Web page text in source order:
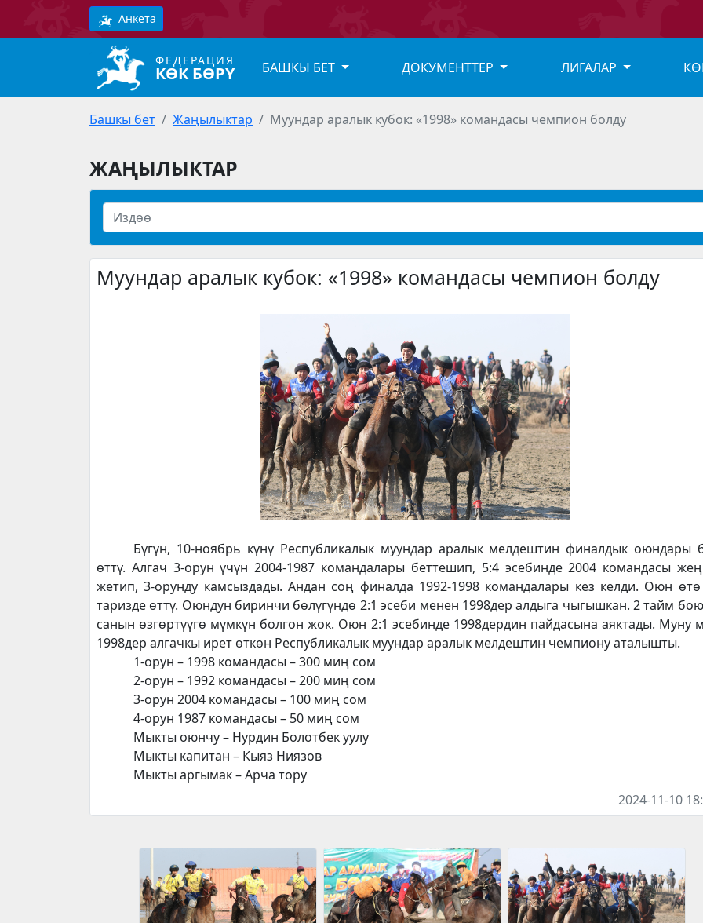
Анкета
ФЕДЕРАЦИЯ
КӨК БӨРҮ БАШКЫ БЕТ ДОКУМЕНТТЕР ЛИГАЛАР
Башкы бет Жаңылыктар Муундар аралык кубок: «1998» командасы чемпион болду
ЖАҢЫЛЫКТАР
Муундар аралык кубок: «1998» командасы чемпион болду
Бүгүн, 10-ноябрь күнү Республикалык муундар аралык мелдештин финалдык оюндары
өттү. Алгач 3-орун үчүн 2004-1987 командалары беттешип, 5:4 эсебинде 2004 командасы
жетип, 3-орунду камсыздады. Андан соң финалда 1992-1998 командалары кез келди. Оюн
таризде өттү. Оюндун биринчи бөлүгүндө 2:1 эсеби менен 1998дер алдыга чыгышкан. 2 тайм
санын өзгөртүүгө мүмкүн болгон жок. Оюн 2:1 эсебинде 1998дердин пайдасына аяктады. Муну
1998дер алгачкы ирет өткөн Республикалык муундар аралык мелдештин чемпионуаталышты.
1-орун – 1998 командасы – 300 миң сом
2-орун – 1992 командасы – 200 миң сом
3-орун 2004 командасы – 100 миң сом
4-орун 1987 командасы – 50 миң сом
Мыкты оюнчу – Нурдин Болотбек уулу
Мыкты капитан – Кыяз Ниязов
Мыкты аргымак – Арча тору
2024-11-10